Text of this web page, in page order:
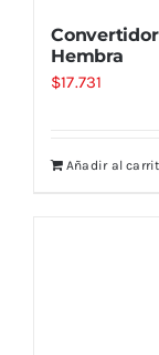
Hembra
$17.731
Añadir al